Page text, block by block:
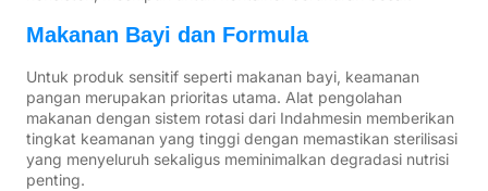
Makanan Bayi dan Formula
Untuk produk sensitif seperti makanan bayi, keamanan
pangan merupakan prioritas utama. Alat pengolahan
makanan dengan sistem rotasi dari Indahmesin memberikan
tingkat keamanan yang tinggi dengan memastikan sterilisasi
yang menyeluruh sekaligus meminimalkan degradasi nutrisi
penting.